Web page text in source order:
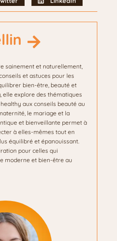
sainement et naturellement,
et astuces pour les
bien-être, beauté et
elle explore des thématiques
aux conseils beauté au
le mariage et la
et bienveillante permet à
à elles-mêmes tout en
équilibré et épanouissant.
pour celles qui
moderne et bien-être au